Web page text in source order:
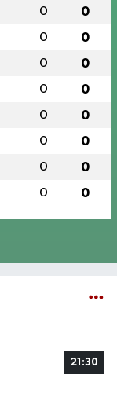
0 0
0 0
0 0
0 0
0 0
0 0
0 0
0 0
21:30